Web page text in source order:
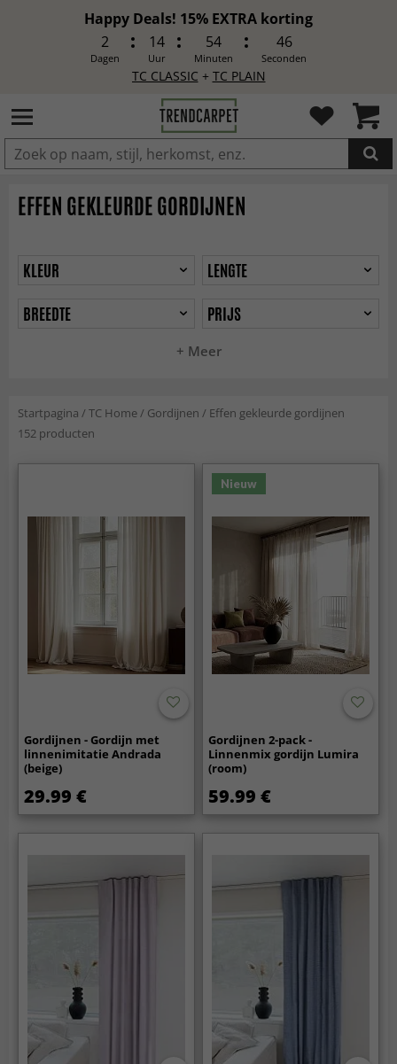
Happy Deals! 15% EXTRA korting
2
Dagen
14
Uur
54
Minuten
44
Seconden
TC CLASSIC + TC PLAIN
IN DE WINKELWAGEN GELEGD
EFFEN GEKLEURDE GORDIJNEN
+ Meer
KLEUR
LENGTE
BREEDTE
PRIJS
Startpagina /TC Home/ Gordijnen / Effen gekleurde gordijnen
152 producten
Gordijnen - Gordijn met
linnenimitatie Andrada
(beige)
29.99 €
Nieuw
Gordijnen 2-pack -
Linnenmix gordijn Lumira
(room)
59.99 €